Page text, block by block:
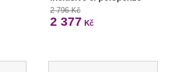
2 796 Kč
2 377 Kč